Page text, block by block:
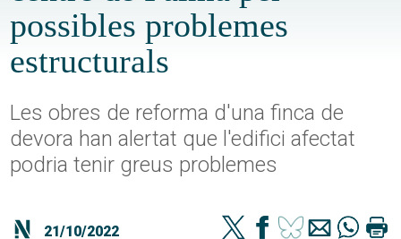
possibles problemes
estructurals
Les obres de reforma d'una finca de
devora han alertat que l'edifici afectat
podria tenir greus problemes
21/10/2022